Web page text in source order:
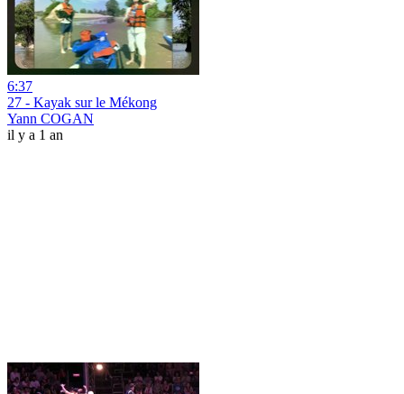
6:37
27 - Kayak sur le Mékong
Yann COGAN
il y a 1 an